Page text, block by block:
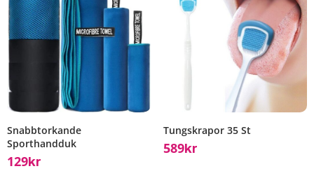
Snabbtorkande
Sporthandduk
129Kr
Tungskrapor 35 St
589Kr